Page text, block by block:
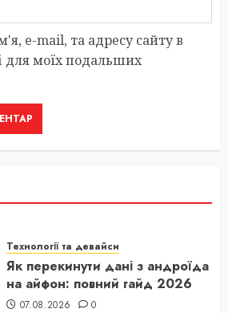
e-mail, та адресу сайту в
для моїх подальших
Технології та девайси
Як перекинути дані з андроїда
на айфон: повний гайд 2026
07.08.2026 0